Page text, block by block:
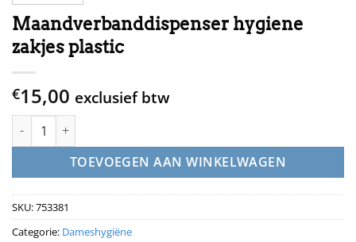
Maandverbanddispenser hygiene
zakjes plastic
€15,00 exclusief btw
Maandverbanddispenser hygiene zakjes plastic aantal
TOEVOEGEN AAN WINKELWAGEN
SKU:753381
Categorie: Dameshygiëne